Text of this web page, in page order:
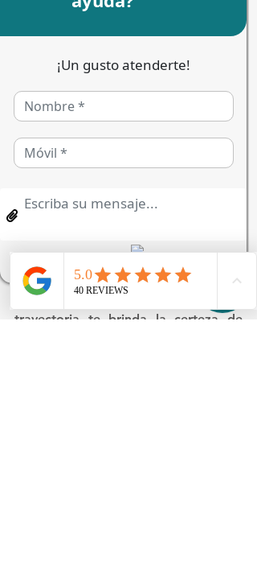
El compromiso con tu salud va
padecimiento físico; se trata de
acompañarte con empatía, calidez y
un profundo respeto a tu dignidad en
cada paso del camino. Escuchar a tu
cuerpo y acudir a una revisión ante
cualquier cambio extraño en las
una decisión inteligente que elimina
riesgos mayores y te devuelve el
control absoluto sobre tu salud.
Contar con el respaldo de un equipo
médico certificado y con amplia
trayectoria te brinda la certeza de